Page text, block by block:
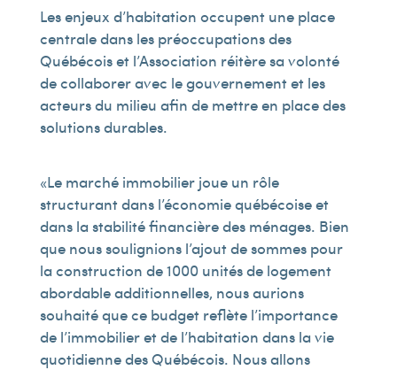
Les enjeux d’habitation occupent une place
centrale dans les préoccupations des
Québécois et l’Association réitère sa volonté
de collaborer avec le gouvernement et les
acteurs du milieu afin de mettre en place des
solutions durables.
« Le marché immobilier joue un rôle
structurant dans l’économie québécoise et
dans la stabilité financière des ménages. Bien
que nous soulignions l’ajout de sommes pour
la construction de 1 000 unités de logement
abordable additionnelles, nous aurions
souhaité que ce budget reflète l’importance
de l’immobilier et de l’habitation dans la vie
quotidienne des Québécois. Nous allons